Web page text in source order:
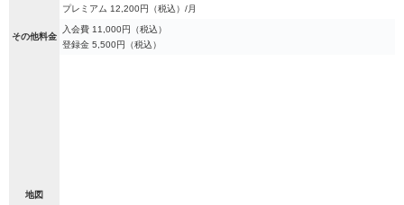
プレミアム 12,200円（税込）/月
その他料金
入会費 11,000円（税込）
登録金 5,500円（税込）
地図